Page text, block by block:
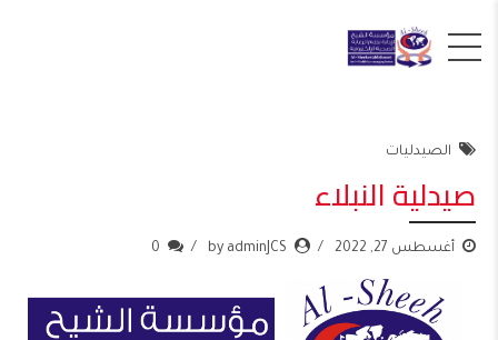
الصيدليات
صيدلية النبلاء
أغسطس 27, 2022 by adminJCS
0